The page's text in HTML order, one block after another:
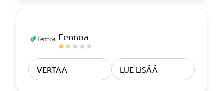
Fennoa
VERTAA LUE LISÄÄ